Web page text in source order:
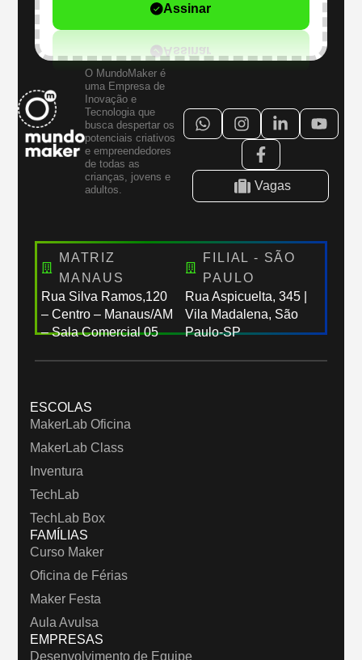
Assinar
O MundoMaker é
uma Empresa de
Inovação e
Tecnologia que
busca despertar os
potenciais criativos
e empreendedores
de todas as
crianças, jovens e
adultos.
Vagas
MATRIZ
MANAUS
Rua Silva Ramos,120
– Centro – Manaus/AM
– Sala Comercial 05
FILIAL - SÃO
PAULO
Rua Aspicuelta, 345 |
Vila Madalena, São
Paulo-SP
ESCOLAS
MakerLab Oficina
MakerLab Class
Inventura
TechLab
TechLab Box
FAMÍLIAS
Curso Maker
Oficina de Férias
Maker Festa
Aula Avulsa
EMPRESAS
Desenvolvimento de Equipe